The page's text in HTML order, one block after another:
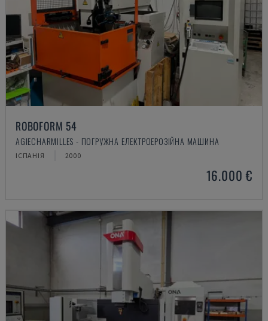
ROBOFORM 54
AGIECHARMILLES - ПОГРУЖНА ЕЛЕКТРОЕРОЗІЙНА МАШИНА
ІСПАНІЯ 2000
16.000 €